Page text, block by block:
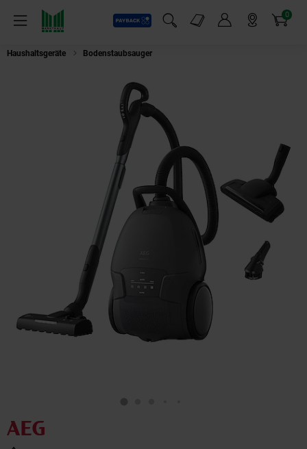
Menü
Payback
Suchfeld einblenden
Markt-Angebote 0
Artikel
Haushaltsgeräte Bodenstaubsauger